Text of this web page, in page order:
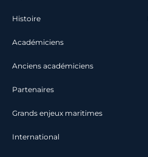
Histoire
Académiciens
Anciens académiciens
Partenaires
Grands enjeux maritimes
International